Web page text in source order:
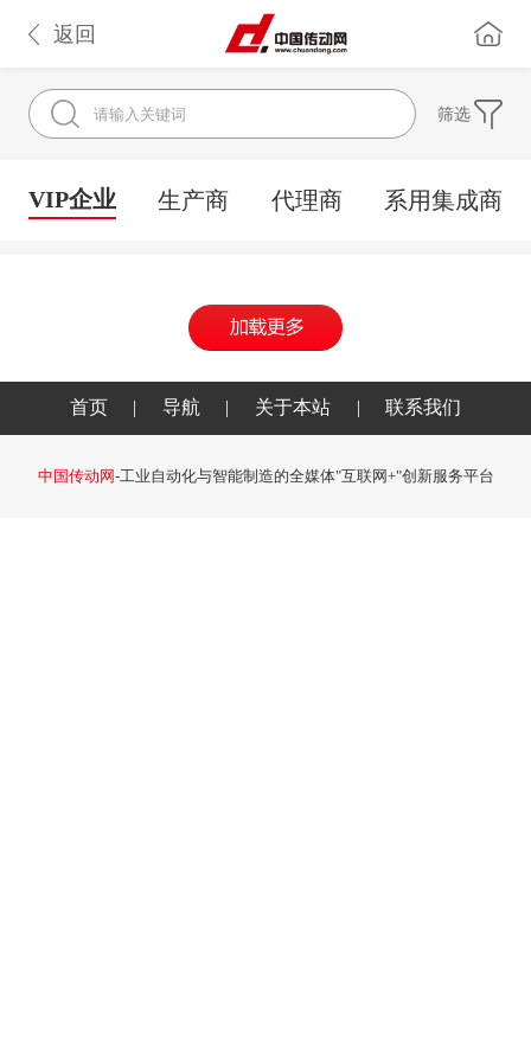
返回
筛选
VIP企业 生产商 代理商 系用集成商
首页 | 导航 | 关于本站 | 联系我们
中国传动网-工业自动化与智能制造的全媒体"互联网+"创新服务平台